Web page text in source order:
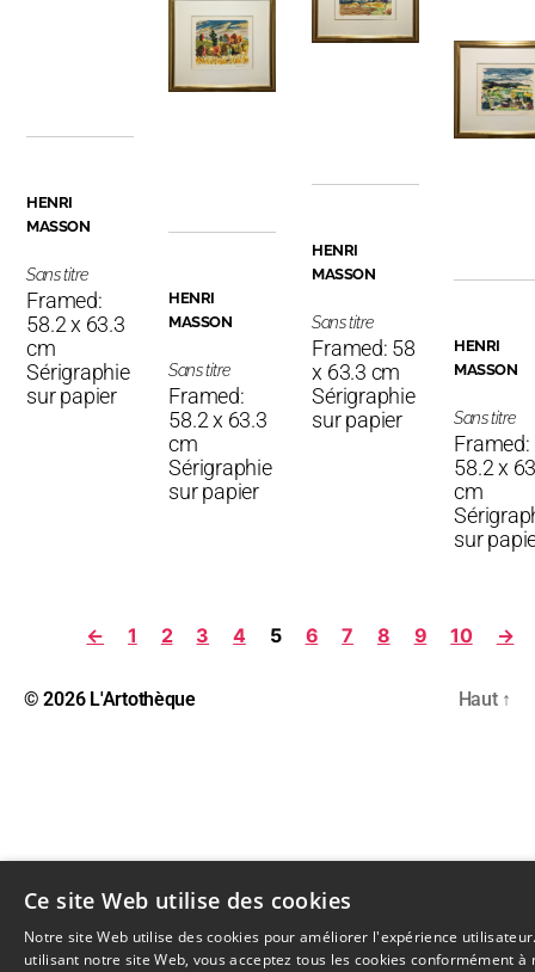
HENRI
MASSON
Sans titre
Framed:
58.2 x 63.3
cm
Sérigraphie
sur papier
HENRI
MASSON
Sans titre
Framed: 58
x 63.3 cm
Sérigraphie
sur papier
HENRI
MASSON
Sans titre
Framed:
58.2 x 63.3
cm
Sérigraphie
sur papier
HENRI
MASSON
Sans titre
Framed:
58.2 x
cm
sur
← 1 2 3 4 5 6 7 8 9 10 →
© 2026 L'Artothèque Haut ↑
Ce site Web utilise des cookies
Notre site Web utilise des cookies pour améliorer l'expérience
utilisant notre site Web, vous acceptez tous les cookies conformément à